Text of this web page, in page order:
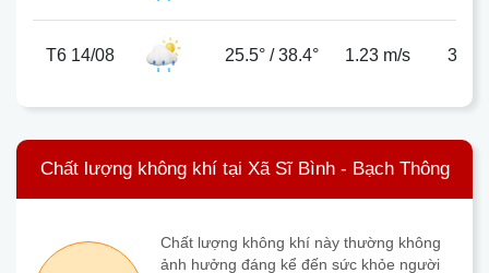
T6 14/08 25.5° /38.4° 1.23 m/s 34%
Chất lượng không khí tại Xã Sĩ Bình - Bạch Thông
Chất lượng không khí này thường không
ảnh hưởng đáng kể đến sức khỏe người